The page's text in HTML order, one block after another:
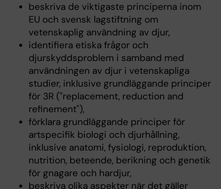
beskriva de viktigaste principerna inom
EU och svensk lagstiftning om
vetenskaplig användning av djur,
identifiera etiska frågor och
djurskyddsproblem i samband med
användningen av djur i vetenskapliga
studier, inklusive grundläggande principer
för 3R ("replacement, reduction and
refinement"),
förklara grundläggande principer för
artspecifik biologi och djurhållning,
inklusive anatomi, fysiologi, reproduktion,
nutrition, beteende, berikning och genetik
för gnagare och hardjur,
beskriva olika aspekter när det gäller